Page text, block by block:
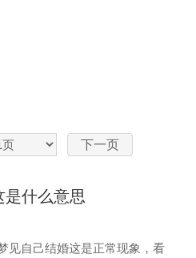
下一页
什么意思
见自己结婚这是正常现象，看